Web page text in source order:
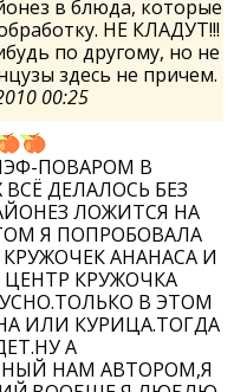
в блюда, которые
НЕ КЛАДУТ!!!
по другому, но не
здесь не причем.
00:25
ПОВАРОМ В
ДЕЛАЛОСЬ БЕЗ
ЛОЖИТСЯ НА
Я ПОПРОБОВАЛА
АНАНАСА И
КРУЖОЧКА
В ЭТОМ
ИЛИ КУРИЦА.ТОГДА
А
НАМ АВТОРОМ,Я